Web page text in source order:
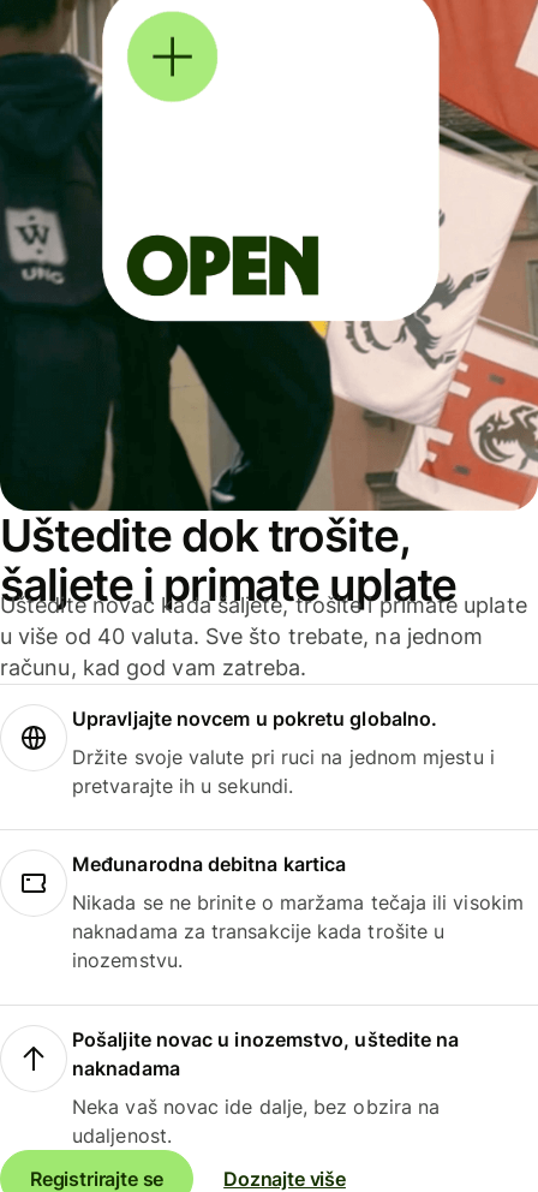
Uštedite dok trošite,
šaljete i primate uplate
Uštedite novac kada šaljete, trošite i primate uplate
u više od 40 valuta. Sve što trebate, na jednom
računu, kad god vam zatreba.
Upravljajte novcem u pokretu globalno.
Držite svoje valute pri ruci na jednom mjestu i
pretvarajte ih u sekundi.
Međunarodna debitna kartica
Nikada se ne brinite o maržama tečaja ili visokim
naknadama za transakcije kada trošite u
inozemstvu.
Pošaljite novac u inozemstvo, uštedite na
naknadama
Neka vaš novac ide dalje, bez obzira na
udaljenost.
Registrirajte se
Doznajte više